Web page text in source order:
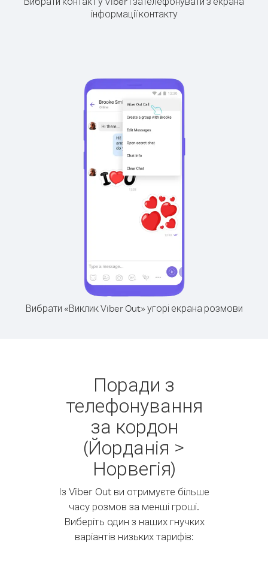
інформації контакту
Вибрати «Виклик Viber Out» угорі екрана розмови
Поради з
телефонування
за кордон
(Йорданія >
Норвегія)
Із Viber Out ви отримуєте більше
часу розмов за менші гроші.
Виберіть один з наших гнучких
варіантів низьких тарифів: